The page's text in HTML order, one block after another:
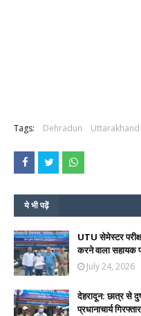
Tags: Dehradun
ये भी पढ़ें
UTU सेमेस्टर
करने वाला सहायक
July 24, 2026
देहरादून: छात्र से
प्रधानाचार्य गिरफ्तार